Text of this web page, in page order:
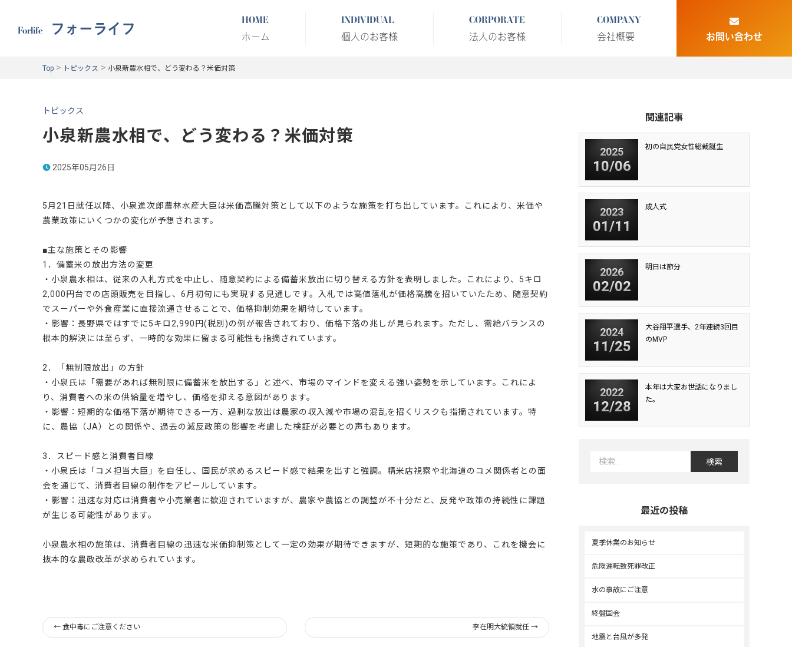
Forlife フォーライフ
HOME
ホーム
INDIVIDUAL
個人のお客様
CORPORATE
法人のお客様
COMPANY
会社概要 お問い合わせ
Top > トピックス > 小泉新農水相で、どう変わる？米価対策
トピックス
小泉新農水相で、どう変わる？米価対策
2025年05月26日
5月21日就任以降、小泉進次郎農林水産大臣は米価高騰対策として以下のような施策を打ち出しています。これにより、米価や
農業政策にいくつかの変化が予想されます。
■主な施策とその影響
1．備蓄米の放出方法の変更
・小泉農水相は、従来の入札方式を中止し、随意契約による備蓄米放出に切り替える方針を表明しました。これにより、5キロ
2,000円台での店頭販売を目指し、6月初旬にも実現する見通しです。入札では高値落札が価格高騰を招いていたため、随意契約
でスーパーや外食産業に直接流通させることで、価格抑制効果を期待しています。
・影響：長野県ではすでに5キロ2,990円(税別)の例が報告されており、価格下落の兆しが見られます。ただし、需給バランスの
根本的解決には至らず、一時的な効果に留まる可能性も指摘されています。
2．「無制限放出」の方針
・小泉氏は「需要があれば無制限に備蓄米を放出する」と述べ、市場のマインドを変える強い姿勢を示しています。これによ
り、消費者への米の供給量を増やし、価格を抑える意図があります。
・影響：短期的な価格下落が期待できる一方、過剰な放出は農家の収入減や市場の混乱を招くリスクも指摘されています。特
に、農協（JA）との関係や、過去の減反政策の影響を考慮した検証が必要との声もあります。
3．スピード感と消費者目線
・小泉氏は「コメ担当大臣」を自任し、国民が求めるスピード感で結果を出すと強調。精米店視察や北海道のコメ関係者との面
会を通じて、消費者目線の制作をアピールしています。
・影響：迅速な対応は消費者や小売業者に歓迎されていますが、農家や農協との調整が不十分だと、反発や政策の持続性に課題
が生じる可能性があります。
小泉農水相の施策は、消費者目線の迅速な米価抑制策として一定の効果が期待できますが、短期的な施策であり、これを機会に
抜本的な農政改革が求められています。
← 食中毒にご注意ください 李在明大統領就任 →
関連記事
2025
10/06
初の自民党女性総裁誕生
2023
01/11
成人式
2026
02/02
明日は節分
2024
11/25
大谷翔平選手、2年連続3回目
のMVP
2022
12/28
本年は大変お世話になりまし
た。
最近の投稿
夏季休業のお知らせ
危険運転致死罪改正
水の事故にご注意
終盤国会
地震と台風が多発